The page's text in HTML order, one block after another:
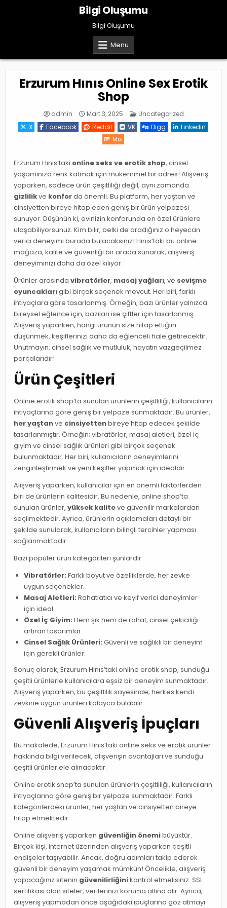
Bilgi Oluşumu
Bilgi Oluşumu
Menu
Erzurum Hınıs Online Sex Erotik
Shop
admin Mart 3, 2025 Posted
Uncategorized
X
Facebook Reddit VK Digg
Linkedin
Mix
Erzurum Hınıs’taki online seks ve erotik shop, cinsel
yaşamınıza renk katmak için mükemmel bir adres! Alışveriş
yaparken, sadece ürün çeşitliliği değil, aynı zamanda
gizlilikve konforda önemli. Bu platform, her yaştan ve
cinsiyetten bireye hitap eden geniş bir ürün yelpazesi
sunuyor. Düşünün ki, evinizin konforunda en özel ürünlere
ulaşabiliyorsunuz. Kim bilir, belki de aradığınız o heyecan
verici deneyimi burada bulacaksınız! Hınıs’taki bu online
mağaza, kalite ve güvenliği bir arada sunarak, alışveriş
deneyiminizi daha da özel kılıyor.
Ürünler arasındavibratörler, masaj yağları, ve sevişme
oyuncaklarıgibi birçok seçenek mevcut. Her biri, farklı
ihtiyaçlara göre tasarlanmış. Örneğin, bazı ürünler yalnızca
bireysel eğlence için, bazıları ise çiftler için tasarlanmış.
Alışveriş yaparken, hangi ürünün size hitap ettiğini
düşünmek, keşiflerinizi daha da eğlenceli hale getirecektir.
Unutmayın, cinsel sağlık ve mutluluk, hayatın vazgeçilmez
parçalarıdır!
Ürün Çeşitleri
Online erotik shop’ta sunulan ürünlerin çeşitliliği, kullanıcıların
ihtiyaçlarına göre geniş bir yelpaze sunmaktadır. Bu ürünler,
her yaştanve cinsiyettenbireye hitap edecek şekilde
tasarlanmıştır. Örneğin; vibratörler, masaj aletleri, özel iç
giyim ve cinsel sağlık ürünleri gibi birçok seçenek
bulunmaktadır. Her biri, kullanıcıların deneyimlerini
zenginleştirmek ve yeni keşifler yapmak için idealdir.
Alışveriş yaparken, kullanıcılar için en önemli faktörlerden
biri de ürünlerin kalitesidir. Bu nedenle, online shop’ta
sunulan ürünler,yüksek kaliteve güvenilir markalardan
seçilmektedir. Ayrıca, ürünlerin açıklamaları detaylı bir
şekilde sunularak, kullanıcıların bilinçli tercihler yapması
sağlanmaktadır.
Bazı popüler ürün kategorileri şunlardır:
Vibratörler: Farklı boyut ve özelliklerde, her zevke
uygun seçenekler.
Masaj Aletleri: Rahatlatıcı ve keyif verici deneyimler
için ideal.
Özel İç Giyim: Hem şık hem de rahat, cinsel çekiciliği
artıran tasarımlar.
Cinsel Sağlık Ürünleri: Güvenli ve sağlıklı bir deneyim
için gerekli ürünler.
Sonuç olarak, Erzurum Hınıs’taki online erotik shop, sunduğu
çeşitli ürünlerle kullanıcılara eşsiz bir deneyim sunmaktadır.
Alışveriş yaparken, bu çeşitlilik sayesinde, herkes kendi
zevkine uygun ürünleri kolayca bulabilir.
Güvenli Alışveriş İpuçları
Bu makalede, Erzurum Hınıs’taki online seks ve erotik ürünler
hakkında bilgi verilecek, alışverişin avantajları ve sunduğu
çeşitli ürünler ele alınacaktır.
Online erotik shop’ta sunulan ürünlerin çeşitliliği, kullanıcıların
ihtiyaçlarına göre geniş bir yelpaze sunmaktadır. Farklı
kategorilerdeki ürünler, her yaştan ve cinsiyetten bireye
hitap etmektedir.
Online alışveriş yaparken güvenliğin önemibüyüktür.
Birçok kişi, internet üzerinden alışveriş yaparken çeşitli
endişeler taşıyabilir. Ancak, doğru adımları takip ederek
güvenli bir deneyim yaşamak mümkün! Öncelikle, alışveriş
yapacağınız sitenin güvenilirliğinikontrol etmelisiniz. SSL
sertifikası olan siteler, verilerinizi koruma altına alır. Ayrıca,
alışveriş yapmadan önce aşağıdaki ipuçlarına göz atmayı